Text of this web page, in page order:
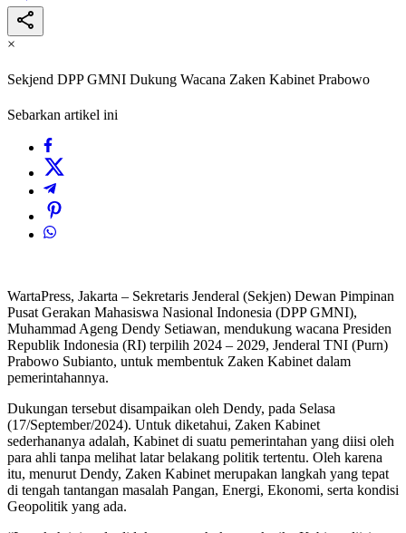
×
Sekjend DPP GMNI Dukung Wacana Zaken Kabinet Prabowo
Sebarkan artikel ini
WartaPress, Jakarta – Sekretaris Jenderal (Sekjen) Dewan Pimpinan
Pusat Gerakan Mahasiswa Nasional Indonesia (DPP GMNI),
Muhammad Ageng Dendy Setiawan, mendukung wacana Presiden
Republik Indonesia (RI) terpilih 2024 – 2029, Jenderal TNI (Purn)
Prabowo Subianto, untuk membentuk Zaken Kabinet dalam
pemerintahannya.
Dukungan tersebut disampaikan oleh Dendy, pada Selasa
(17/September/2024). Untuk diketahui, Zaken Kabinet
sederhananya adalah, Kabinet di suatu pemerintahan yang diisi oleh
para ahli tanpa melihat latar belakang politik tertentu. Oleh karena
itu, menurut Dendy, Zaken Kabinet merupakan langkah yang tepat
di tengah tantangan masalah Pangan, Energi, Ekonomi, serta kondisi
Geopolitik yang ada.